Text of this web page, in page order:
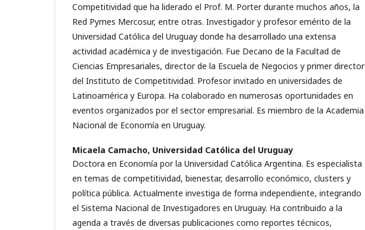
Competitividad que ha liderado el Prof. M. Porter durante muchos años, la
Red Pymes Mercosur, entre otras. Investigador y profesor emérito de la
Universidad Católica del Uruguay donde ha desarrollado una extensa
actividad académica y de investigación. Fue Decano de la Facultad de
Ciencias Empresariales, director de la Escuela de Negocios y primer director
del Instituto de Competitividad. Profesor invitado en universidades de
Latinoamérica y Europa. Ha colaborado en numerosas oportunidades en
eventos organizados por el sector empresarial. Es miembro de la Academia
Nacional de Economía en Uruguay.
Micaela Camacho, Universidad Católica del Uruguay
Doctora en Economía por la Universidad Católica Argentina. Es especialista
en temas de competitividad, bienestar, desarrollo económico, clusters y
política pública. Actualmente investiga de forma independiente, integrando
el Sistema Nacional de Investigadores en Uruguay. Ha contribuido a la
agenda a través de diversas publicaciones como reportes técnicos,